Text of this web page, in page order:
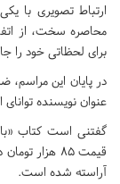
ارتباط تصویری با
محاصره سخت، از
برای لحظاتی خود را
عنوان نویسنده
آراسته شده است.